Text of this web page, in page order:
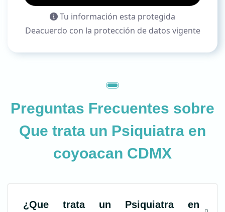
Tu información esta protegida
Deacuerdo con la protección de datos vigente
Preguntas Frecuentes sobre
Que trata un Psiquiatra en
coyoacan CDMX
¿Que trata un Psiquiatra en